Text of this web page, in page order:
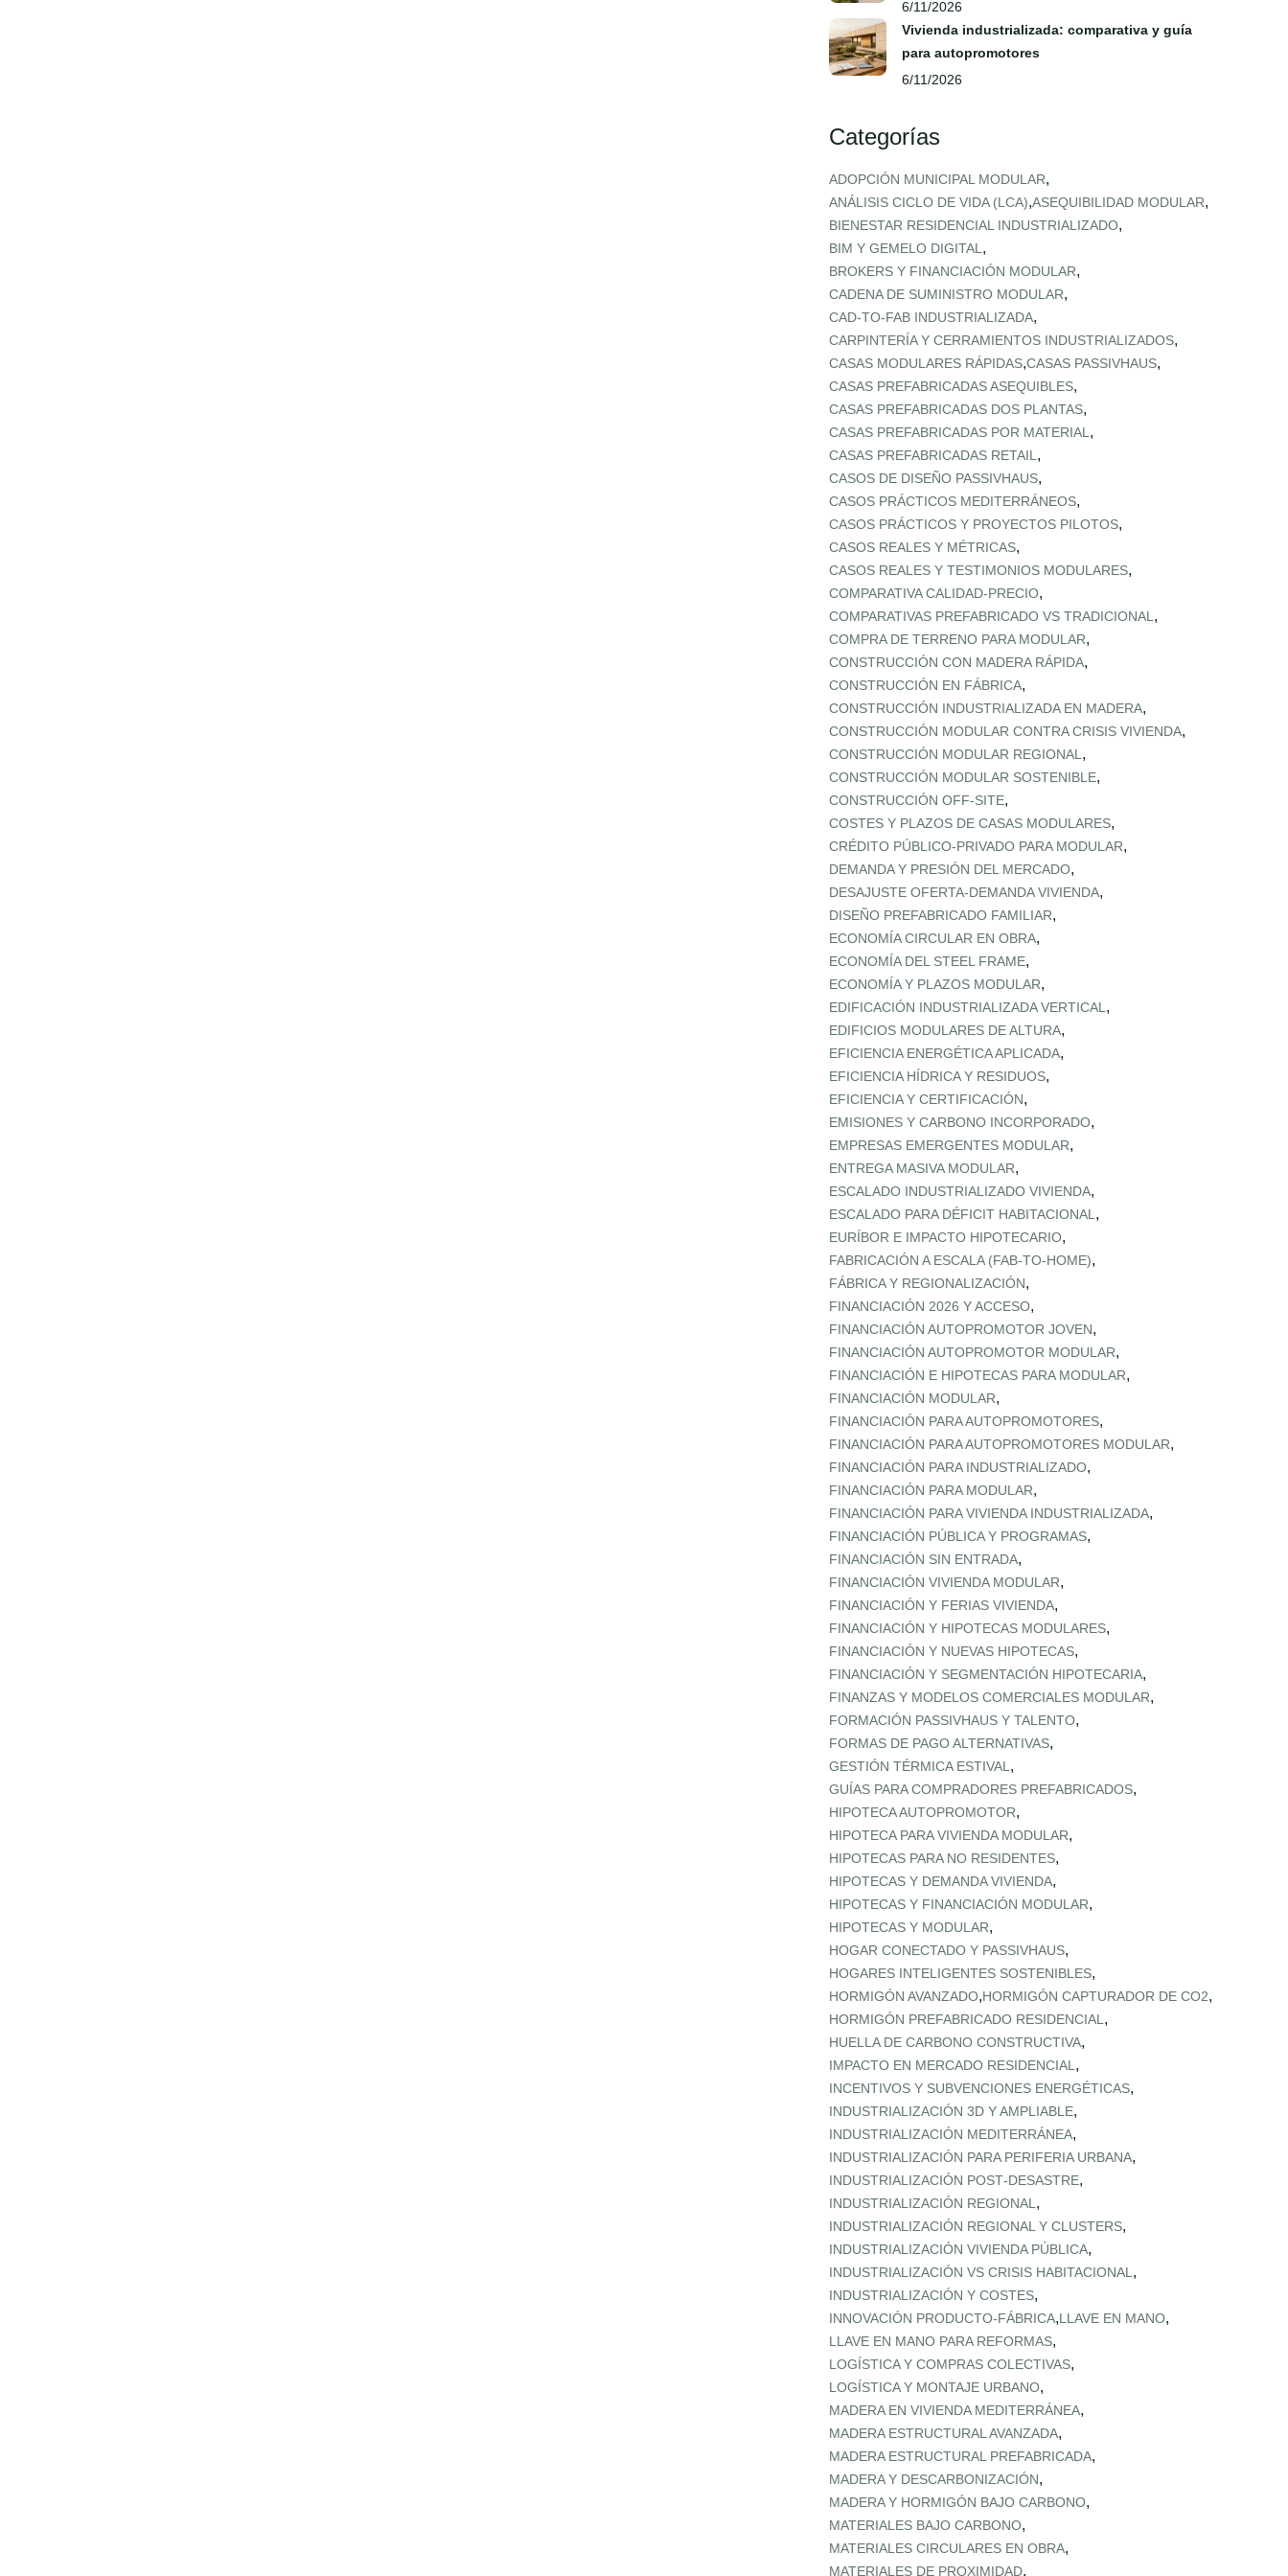
6/11/2026
Vivienda industrializada: comparativa y guía
para autopromotores
6/11/2026
Categorías
ADOPCIÓN MUNICIPAL MODULAR,
ANÁLISIS CICLO DE VIDA (LCA),ASEQUIBILIDAD MODULAR,
BIENESTAR RESIDENCIAL INDUSTRIALIZADO,
BIM Y GEMELO DIGITAL ,
BROKERS Y FINANCIACIÓN MODULAR,
CADENA DE SUMINISTRO MODULAR,
CAD‑TO‑FAB INDUSTRIALIZADA,
CARPINTERÍA Y CERRAMIENTOS INDUSTRIALIZADOS,
CASAS MODULARES RÁPIDAS,CASAS PASSIVHAUS,
CASAS PREFABRICADAS ASEQUIBLES,
CASAS PREFABRICADAS DOS PLANTAS,
CASAS PREFABRICADAS POR MATERIAL ,
CASAS PREFABRICADAS RETAIL ,
CASOS DE DISEÑO PASSIVHAUS,
CASOS PRÁCTICOS MEDITERRÁNEOS,
CASOS PRÁCTICOS Y PROYECTOS PILOTOS,
CASOS REALES Y MÉTRICAS,
CASOS REALES Y TESTIMONIOS MODULARES,
COMPARATIVA CALIDAD‑PRECIO,
COMPARATIVAS PREFABRICADO VS TRADICIONAL ,
COMPRA DE TERRENO PARA MODULAR,
CONSTRUCCIÓN CON MADERA RÁPIDA,
CONSTRUCCIÓN EN FÁBRICA,
CONSTRUCCIÓN INDUSTRIALIZADA EN MADERA,
CONSTRUCCIÓN MODULAR CONTRA CRISIS VIVIENDA,
CONSTRUCCIÓN MODULAR REGIONAL ,
CONSTRUCCIÓN MODULAR SOSTENIBLE,
CONSTRUCCIÓN OFF‑SITE,
COSTES Y PLAZOS DE CASAS MODULARES,
CRÉDITO PÚBLICO‑PRIVADO PARA MODULAR,
DEMANDA Y PRESIÓN DEL MERCADO,
DESAJUSTE OFERTA‑DEMANDA VIVIENDA,
DISEÑO PREFABRICADO FAMILIAR,
ECONOMÍA CIRCULAR EN OBRA,
ECONOMÍA DEL STEEL FRAME,
ECONOMÍA Y PLAZOS MODULAR,
EDIFICACIÓN INDUSTRIALIZADA VERTICAL ,
EDIFICIOS MODULARES DE ALTURA,
EFICIENCIA ENERGÉTICA APLICADA,
EFICIENCIA HÍDRICA Y RESIDUOS,
EFICIENCIA Y CERTIFICACIÓN,
EMISIONES Y CARBONO INCORPORADO,
EMPRESAS EMERGENTES MODULAR,
ENTREGA MASIVA MODULAR,
ESCALADO INDUSTRIALIZADO VIVIENDA,
ESCALADO PARA DÉFICIT HABITACIONAL ,
EURÍBOR E IMPACTO HIPOTECARIO,
FABRICACIÓN A ESCALA (FAB‑TO‑HOME),
FÁBRICA Y REGIONALIZACIÓN,
FINANCIACIÓN 2026 Y ACCESO,
FINANCIACIÓN AUTOPROMOTOR JOVEN,
FINANCIACIÓN AUTOPROMOTOR MODULAR,
FINANCIACIÓN E HIPOTECAS PARA MODULAR,
FINANCIACIÓN MODULAR,
FINANCIACIÓN PARA AUTOPROMOTORES,
FINANCIACIÓN PARA AUTOPROMOTORES MODULAR,
FINANCIACIÓN PARA INDUSTRIALIZADO,
FINANCIACIÓN PARA MODULAR,
FINANCIACIÓN PARA VIVIENDA INDUSTRIALIZADA,
FINANCIACIÓN PÚBLICA Y PROGRAMAS,
FINANCIACIÓN SIN ENTRADA,
FINANCIACIÓN VIVIENDA MODULAR,
FINANCIACIÓN Y FERIAS VIVIENDA,
FINANCIACIÓN Y HIPOTECAS MODULARES,
FINANCIACIÓN Y NUEVAS HIPOTECAS,
FINANCIACIÓN Y SEGMENTACIÓN HIPOTECARIA,
FINANZAS Y MODELOS COMERCIALES MODULAR,
FORMACIÓN PASSIVHAUS Y TALENTO,
FORMAS DE PAGO ALTERNATIVAS,
GESTIÓN TÉRMICA ESTIVAL ,
GUÍAS PARA COMPRADORES PREFABRICADOS,
HIPOTECA AUTOPROMOTOR,
HIPOTECA PARA VIVIENDA MODULAR,
HIPOTECAS PARA NO RESIDENTES,
HIPOTECAS Y DEMANDA VIVIENDA,
HIPOTECAS Y FINANCIACIÓN MODULAR,
HIPOTECAS Y MODULAR,
HOGAR CONECTADO Y PASSIVHAUS,
HOGARES INTELIGENTES SOSTENIBLES,
HORMIGÓN AVANZADO,HORMIGÓN CAPTURADOR DE CO2,
HORMIGÓN PREFABRICADO RESIDENCIAL ,
HUELLA DE CARBONO CONSTRUCTIVA,
IMPACTO EN MERCADO RESIDENCIAL ,
INCENTIVOS Y SUBVENCIONES ENERGÉTICAS,
INDUSTRIALIZACIÓN 3D Y AMPLIABLE,
INDUSTRIALIZACIÓN MEDITERRÁNEA,
INDUSTRIALIZACIÓN PARA PERIFERIA URBANA,
INDUSTRIALIZACIÓN POST‑DESASTRE,
INDUSTRIALIZACIÓN REGIONAL ,
INDUSTRIALIZACIÓN REGIONAL Y CLUSTERS,
INDUSTRIALIZACIÓN VIVIENDA PÚBLICA,
INDUSTRIALIZACIÓN VS CRISIS HABITACIONAL ,
INDUSTRIALIZACIÓN Y COSTES,
INNOVACIÓN PRODUCTO-FÁBRICA,LLAVE EN MANO,
LLAVE EN MANO PARA REFORMAS,
LOGÍSTICA Y COMPRAS COLECTIVAS,
LOGÍSTICA Y MONTAJE URBANO,
MADERA EN VIVIENDA MEDITERRÁNEA,
MADERA ESTRUCTURAL AVANZADA,
MADERA ESTRUCTURAL PREFABRICADA,
MADERA Y DESCARBONIZACIÓN,
MADERA Y HORMIGÓN BAJO CARBONO,
MATERIALES BAJO CARBONO,
MATERIALES CIRCULARES EN OBRA,
MATERIALES DE PROXIMIDAD,